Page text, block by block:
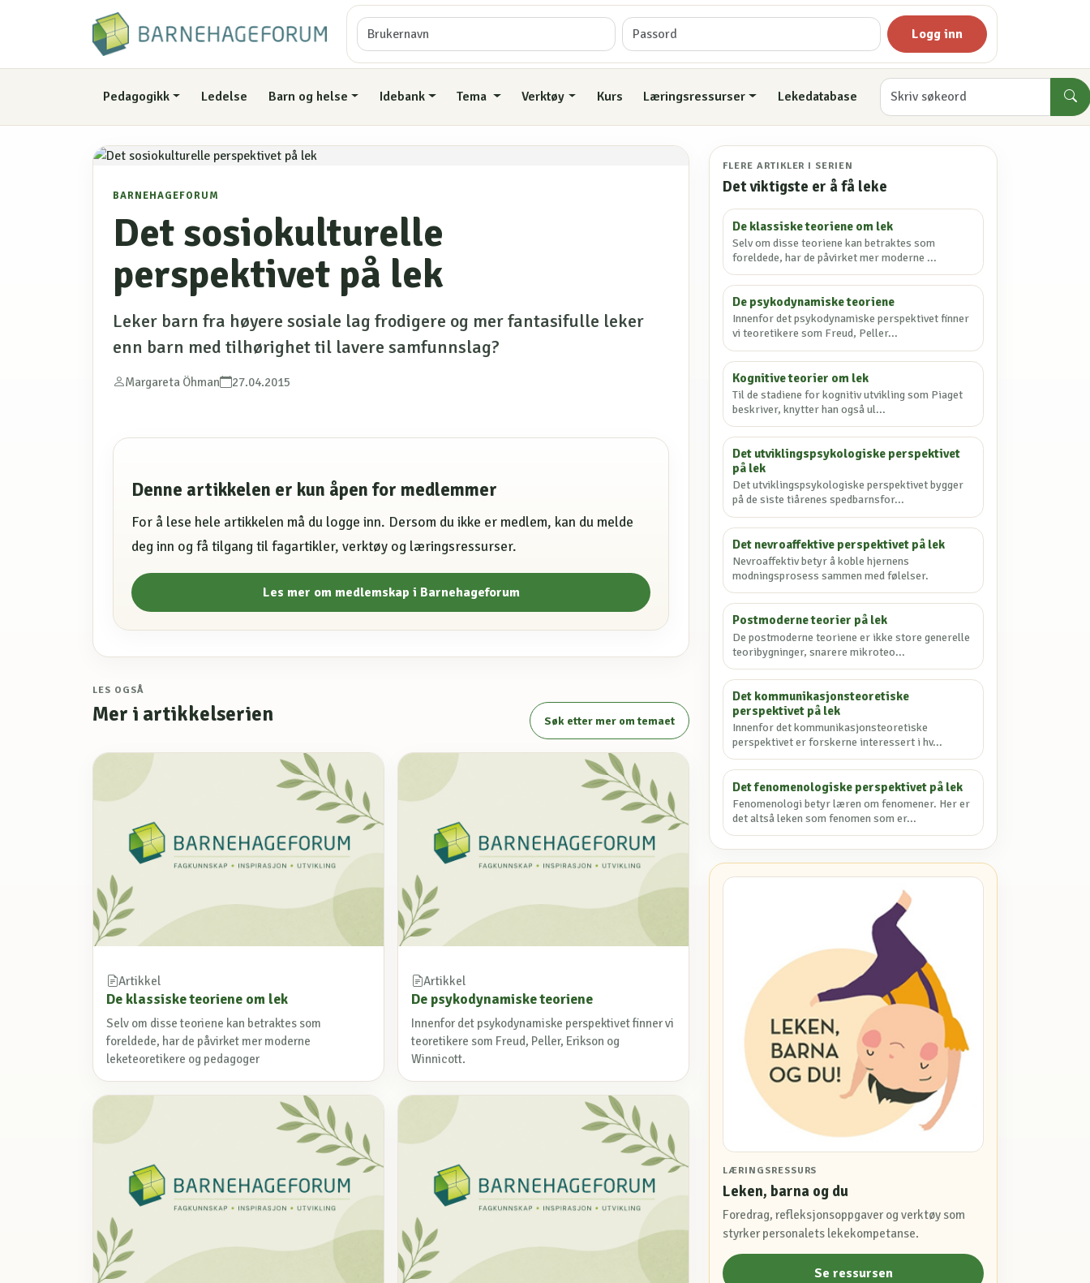
Logg inn
Pedagogikk Ledelse Barn og helse Idebank Tema Verktøy Kurs Læringsressurser Lekedatabase
BARNEHAGEFORUM
Det sosiokulturelle
perspektivet på lek
Leker barn fra høyere sosiale lag frodigere og mer fantasifulle leker
enn barn med tilhørighet til lavere samfunnslag?
Margareta Öhman 27.04.2015
Denne artikkelen er kun åpen for medlemmer
For å lese hele artikkelen må du logge inn. Dersom du ikke er medlem, kan du melde
deg inn og få tilgang til fagartikler, verktøy og læringsressurser.
Les mer om medlemskap i Barnehageforum
LES OGSÅ
Mer i artikkelserien Søk etter mer om temaet
Artikkel
De klassiske teoriene om lek
Selv om disse teoriene kan betraktes som
foreldede, har de påvirket mer moderne
leketeoretikere og pedagoger
Artikkel
De psykodynamiske teoriene
Innenfor det psykodynamiske perspektivet finner vi
teoretikere som Freud, Peller, Erikson og
Winnicott.
FLERE ARTIKLER I SERIEN
Det viktigste er å få leke
De klassiske teoriene om lek
Selv om disse teoriene kan betraktes som
foreldede, har de påvirket mer moderne ...
De psykodynamiske teoriene
Innenfor det psykodynamiske perspektivet finner
vi teoretikere som Freud, Peller...
Kognitive teorier om lek
Til de stadiene for kognitiv utvikling som Piaget
beskriver, knytter han også ul...
Det utviklingspsykologiske perspektivet
på lek
Det utviklingspsykologiske perspektivet bygger
på de siste tiårenes spedbarnsfor...
Det nevroaffektive perspektivet på lek
Nevroaffektiv betyr å koble hjernens
modningsprosess sammen med følelser.
Postmoderne teorier på lek
De postmoderne teoriene er ikke store generelle
teoribygninger, snarere mikroteo...
Det kommunikasjonsteoretiske
perspektivet på lek
Innenfor det kommunikasjonsteoretiske
perspektivet er forskerne interessert i hv...
Det fenomenologiske perspektivet på lek
Fenomenologi betyr læren om fenomener. Her er
det altså leken som fenomen som er...
LÆRINGSRESSURS
Leken, barna og du
Foredrag, refleksjonsoppgaver og verktøy som
styrker personalets lekekompetanse.
Se ressursen